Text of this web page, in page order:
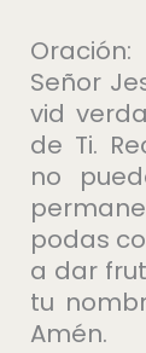
Oración:
Señor
vid
de Ti.
no
podas
a dar
tu
Amén.